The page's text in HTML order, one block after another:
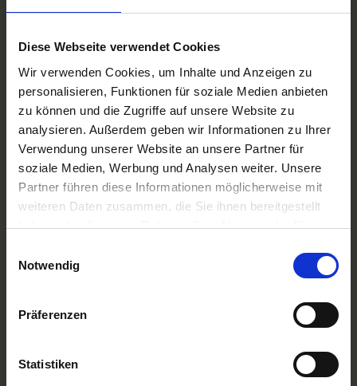
Diese Webseite verwendet Cookies
Wir verwenden Cookies, um Inhalte und Anzeigen zu
personalisieren, Funktionen für soziale Medien anbieten
zu können und die Zugriffe auf unsere Website zu
analysieren. Außerdem geben wir Informationen zu Ihrer
Verwendung unserer Website an unsere Partner für
soziale Medien, Werbung und Analysen weiter. Unsere
Partner führen diese Informationen möglicherweise mit
weiteren Daten zusammen, die Sie ihnen bereitgestellt
haben oder die sie im Rahmen Ihrer Nutzung der Dienste
Notwendig
Präferenzen
Statistiken
A-ROSA Flussschiff GmbH
Nicko Cruises Flussreisen
PLANTOURS Kreuzfahrten
AMADEUS Flusskreuzfahrten
1AVista Flussreisen
TOP Reiseziele
Flussreisen Deutschland
Flussreise Osteuropa
Asien Flusskreuzfahrten
Nilkreuzfahrt
MS Alina
MS Anesha
MS Elegant Lady